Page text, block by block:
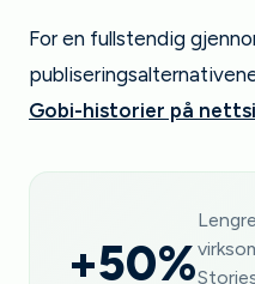
For en fullstendig
Gobi-historier på
+50%